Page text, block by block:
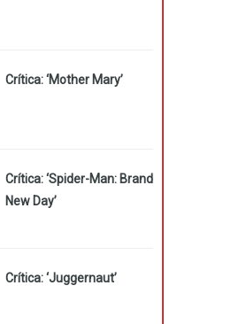
Crítica: ‘Mother Mary’
Crítica: ‘Spider-Man: Brand
New Day’
Crítica: ‘Juggernaut’